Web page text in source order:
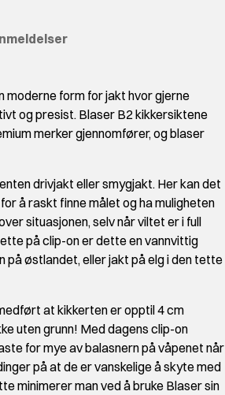
moderne form for jakt hvor gjerne
og presist. Blaser B2 kikkersiktene
merker gjennomfører, og blaser
drivjakt eller smygjakt. Her kan det
å raskt finne målet og ha muligheten
situasjonen, selv når viltet er i full
på clip-on er dette en vannvittig
på østlandet, eller jakt på elg i den tette
at kikkerten er opptil 4 cm
uten grunn! Med dagens clip-on
for mye av balasnern på våpenet når
på at de er vanskelige å skyte med
minimerer man ved å bruke Blaser sin